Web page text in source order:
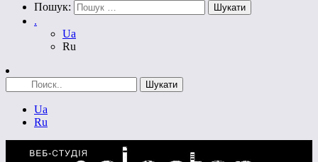
Пошук:
.
Ua
Ru
Ua
Ru